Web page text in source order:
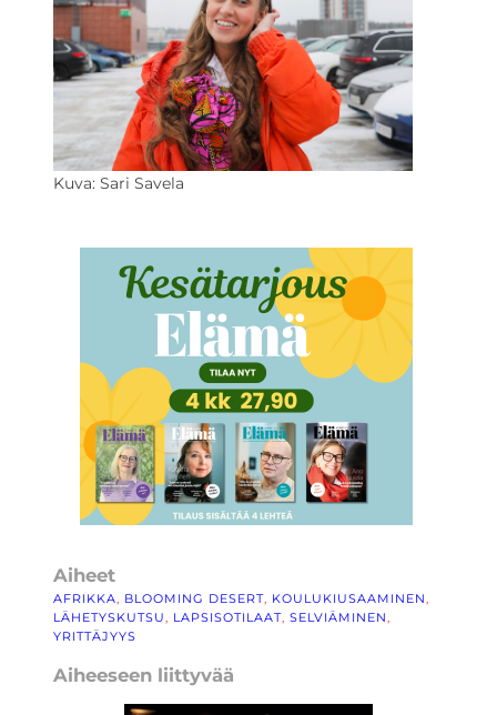
Kuva: Sari Savela
Aiheet
AFRIKKA, BLOOMING DESERT, KOULUKIUSAAMINEN
LÄHETYSKUTSU, LAPSISOTILAAT, SELVIÄMINEN
YRITTÄJYYS
Aiheeseen liittyvää